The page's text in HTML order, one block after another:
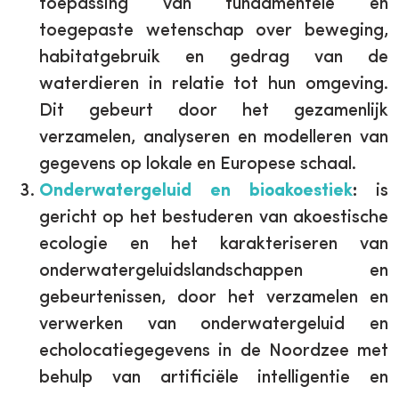
toepassing van fundamentele en
toegepaste wetenschap over beweging,
habitatgebruik en gedrag van de
waterdieren in relatie tot hun omgeving.
Dit gebeurt door het gezamenlijk
verzamelen, analyseren en modelleren van
gegevens op lokale en Europese schaal.
Onderwatergeluid en bioakoestiek: is
gericht op het bestuderen van akoestische
ecologie en het karakteriseren van
onderwatergeluidslandschappen en
gebeurtenissen, door het verzamelen en
verwerken van onderwatergeluid en
echolocatiegegevens in de Noordzee met
behulp van artificiële intelligentie en